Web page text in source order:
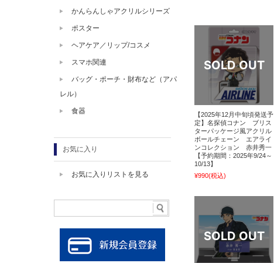
【2025年12月中旬頃発送予
定】名探偵コナン ブリス
ターパッケージ風アクリル
ボールチェーン エアライ
ンコレクション 赤井秀一
【予約期間：2025年9/24～
10/13】
¥990(税込)
かんらんしゃアクリルシリーズ
ポスター
ヘアケア／リップ/コスメ
スマホ関連
バッグ・ポーチ・財布など（アパ
レル）
食器
お気に入り
お気に入りリストを見る